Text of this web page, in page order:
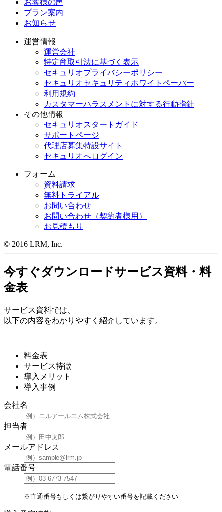
お客様の声
プラン案内
お知らせ
運営情報
運営会社
特定商取引法に基づく表示
セキュリオプライバシーポリシー
セキュリオセキュリティホワイトペーパー
利用規約
カスタマーハラスメントに対する行動指針
その他情報
セキュリオスタートガイド
サポートページ
代理店募集特設サイト
セキュリオへログイン
フォーム
資料請求
無料トライアル
お問い合わせ
お問い合わせ（契約者様用）
お見積もり
© 2016 LRM, Inc.
今すぐダウンロードサービス資料・料
金表
サービス資料では、
以下の内容をわかりやすく紹介しています。
料金表
サービス特徴
導入メリット
導入事例
会社名
担当者
メールアドレス
電話番号
※直通番号もしくは繋がりやすい番号を記載ください